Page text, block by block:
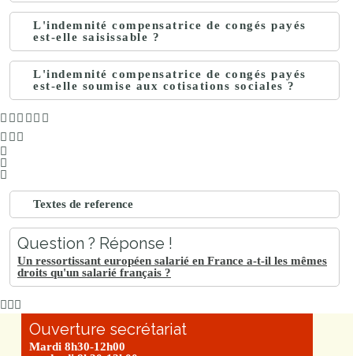
L'indemnité compensatrice de congés payés
est-elle saisissable ?
L'indemnité compensatrice de congés payés
est-elle soumise aux cotisations sociales ?
Textes de reference
Question ? Réponse !
Un ressortissant européen salarié en France a-t-il les mêmes
droits qu'un salarié français ?
Ouverture secrétariat
Mardi 8h30-12h00